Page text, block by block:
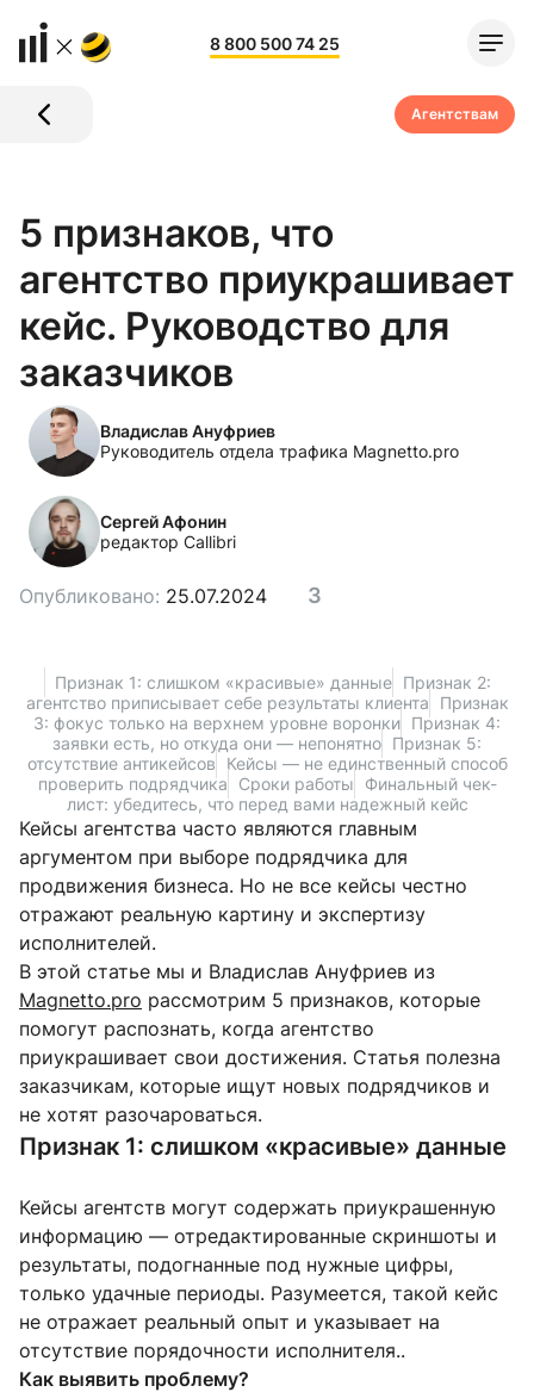
8 800 500 74 25
Агентствам
5 признаков, что
агентство приукрашивает
кейс. Руководство для
заказчиков
Владислав Ануфриев
Руководитель отдела трафика Magnetto.pro
Сергей Афонин
редактор Callibri
Опубликовано: 25.07.2024 3
Признак 1: слишком «красивые» данные
Признак 2:
агентство приписывает себе результаты клиента
Признак
3: фокус только на верхнем уровне воронки Признак 4:
заявки есть, но откуда они — непонятно Признак 5:
отсутствие антикейсов
Кейсы — не единственный способ
проверить подрядчика
Сроки работы
Финальный чек-
лист: убедитесь, что перед вами надежный кейс
Кейсы агентства часто являются главным
аргументом при выборе подрядчика для
продвижения бизнеса. Но не все кейсы честно
отражают реальную картину и экспертизу
исполнителей.
В этой статье мы и Владислав Ануфриев из
Magnetto.pro рассмотрим 5 признаков, которые
помогут распознать, когда агентство
приукрашивает свои достижения. Статья полезна
заказчикам, которые ищут новых подрядчиков и
не хотят разочароваться.
Признак 1: слишком «красивые» данные
Кейсы агентств могут содержать приукрашенную
информацию — отредактированные скриншоты и
результаты, подогнанные под нужные цифры,
только удачные периоды. Разумеется, такой кейс
не отражает реальный опыт и указывает на
отсутствие порядочности исполнителя..
Как выявить проблему?